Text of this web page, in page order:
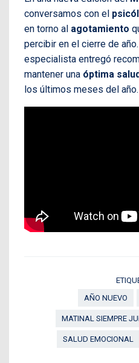
conversamos con el
en torno al agotamiento
percibir en el cierre de
especialista entregó
mantener una óptima
los últimos meses del año.
AÑO NUEVO
MATINAL SIEMPRE
SALUD EMOCIONAL